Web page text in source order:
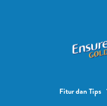
Fitur dan Tips